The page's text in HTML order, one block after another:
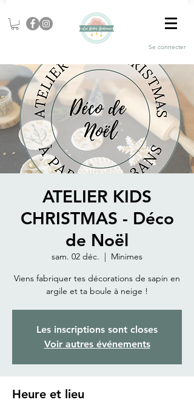
Se connecter
ATELIER KIDS
CHRISTMAS - Déco
de Noël
sam. 02 déc.
  |
Minimes
Viens fabriquer tes décorations de sapin en
argile et ta boule à neige !
Les inscriptions sont closes
Voir autres événements
Heure et lieu